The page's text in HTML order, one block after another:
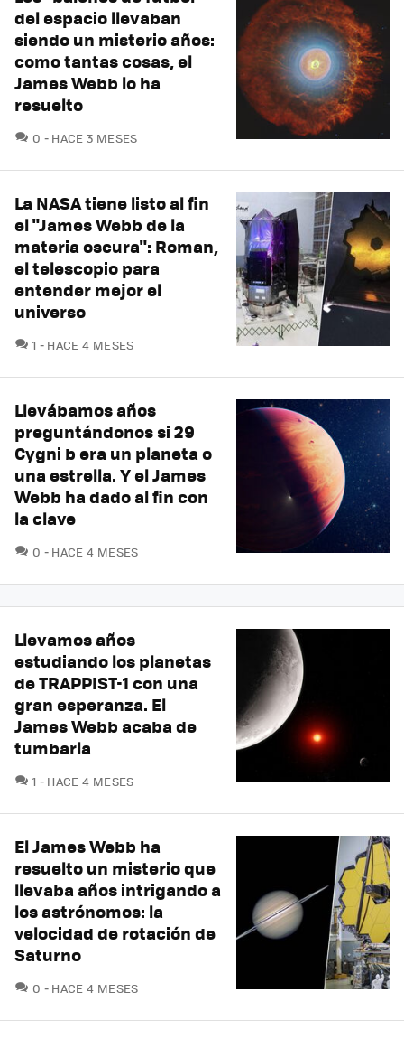
del espacio llevaban
siendo un misterio años:
como tantas cosas, el
James Webb lo ha
resuelto
0 COMENTARIOS
HACE 3 MESES
La NASA tiene listo al fin
el "James Webb de la
materia oscura": Roman,
el telescopio para
entender mejor el
universo
1 COMENTARIOS
HACE 4 MESES
Llevábamos años
preguntándonos si 29
Cygni b era un planeta o
una estrella. Y el James
Webb ha dado al fin con
la clave
0 COMENTARIOS
HACE 4 MESES
Llevamos años
estudiando los planetas
de TRAPPIST-1 con una
gran esperanza. El
James Webb acaba de
tumbarla
1 COMENTARIOS
HACE 4 MESES
El James Webb ha
resuelto un misterio que
llevaba años intrigando a
los astrónomos: la
velocidad de rotación de
Saturno
0 COMENTARIOS
HACE 4 MESES